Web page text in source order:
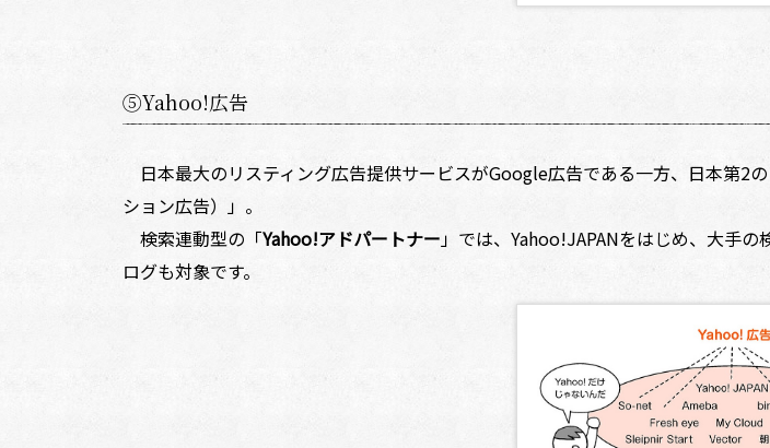
⑤Yahoo!広告
日本最大のリスティング広告提供サービスがGoogle広告である一方、日本第2
ション広告）」。
検索連動型の「Yahoo!アドパートナー」では、Yahoo!JAPANをはじめ、大手
ログも対象です。